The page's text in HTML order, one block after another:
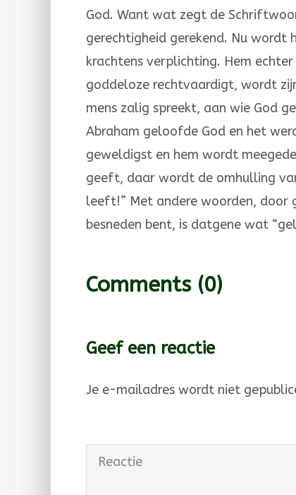
God. Want wat zegt de
gerechtigheid gerekend. Nu
krachtens verplichting. Hem
goddeloze rechtvaardigt, wordt
mens zalig spreekt, aan wie God
Abraham geloofde God en het
geweldigst en hem wordt
geeft, daar wordt de omhulling
leeft!” Met andere woorden, door
besneden bent, is datgene wat
Comments (0)
Geef een reactie
Je e-mailadres wordt niet
Reactie